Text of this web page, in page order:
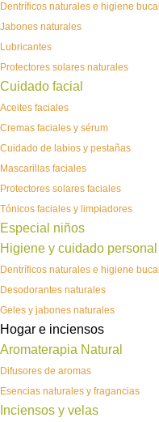
Dentríficos naturales e higiene bucal
Jabones naturales
Lubricantes
Protectores solares naturales
Cuidado facial
Aceites faciales
Cremas faciales y sérum
Cuidado de labios y pestañas
Mascarillas faciales
Protectores solares faciales
Tónicos faciales y limpiadores
Especial niños
Higiene y cuidado personal
Dentríficos naturales e higiene bucal
Desodorantes naturales
Geles y jabones naturales
Hogar e inciensos
Aromaterapia Natural
Difusores de aromas
Esencias naturales y fragancias
Inciensos y velas